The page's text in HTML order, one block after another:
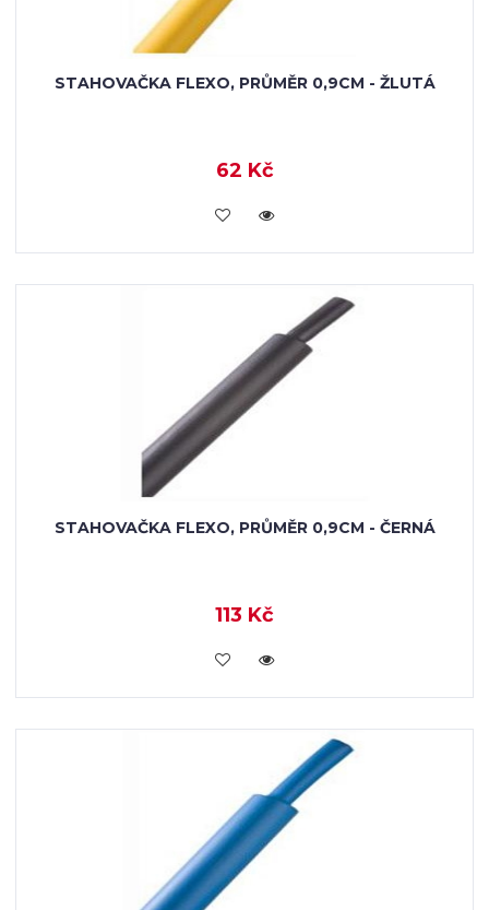
STAHOVAČKA FLEXO, PRŮMĚR 0,9CM - ŽLUTÁ
62 Kč
VLOŽIT DO KOŠÍKU
STAHOVAČKA FLEXO, PRŮMĚR 0,9CM - ČERNÁ
113 Kč
VLOŽIT DO KOŠÍKU